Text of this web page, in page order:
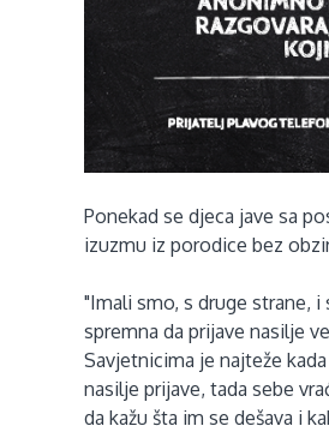
Ponekad se djeca jave sa
izuzmu iz porodice bez
"Imali smo, s druge strane,
spremna da prijave nasilje
Savjetnicima je najteže
nasilje prijave, tada sebe
da kažu šta im se dešava i